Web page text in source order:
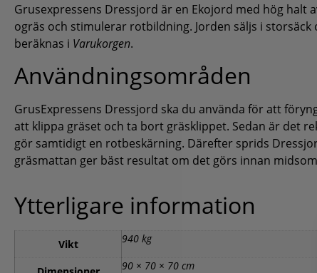
Grusexpressens Dressjord är en Ekojord med hög
ogräs och stimulerar rotbildning. Jorden säljs i
beräknas i Varukorgen.
Användningsområden
GrusExpressens Dressjord ska du använda för att
att klippa gräset och ta bort gräsklippet. Sedan är det
gör samtidigt en rotbeskärning. Därefter sprids
gräsmattan ger bäst resultat om det görs innan
Ytterligare information
Vikt 940 kg
90 × 70 × 70 cm